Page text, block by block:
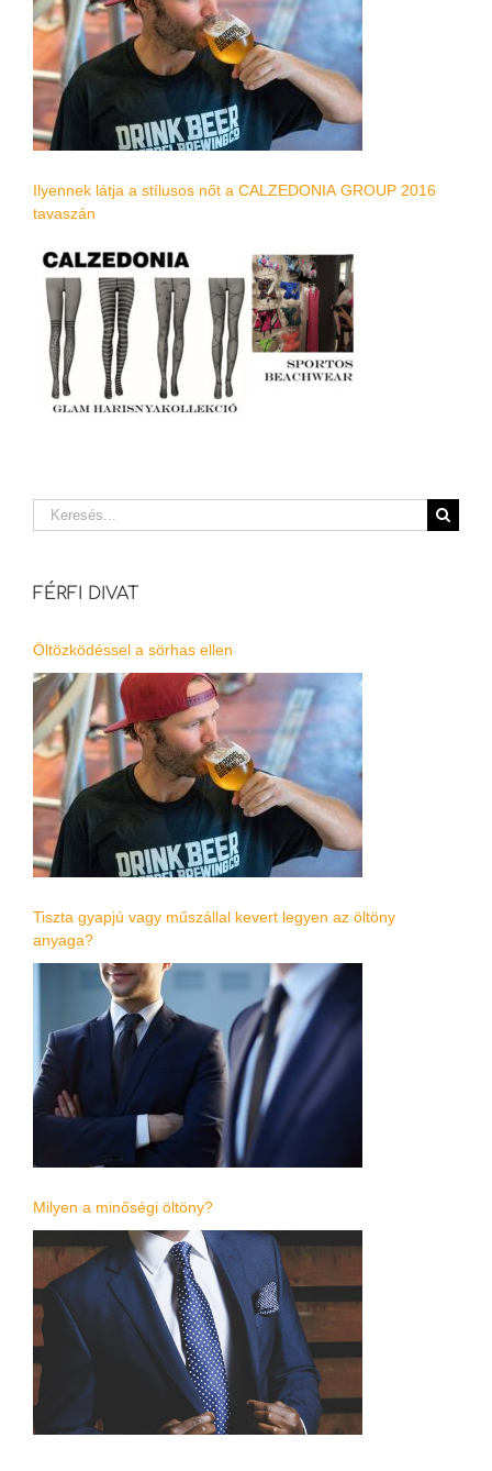
Ilyennek látja a stílusos nőt a CALZEDONIA GROUP 2016
tavaszán
Keresés...
FÉRFI DIVAT
Öltözködéssel a sörhas ellen
Tiszta gyapjú vagy műszállal kevert legyen az öltöny
anyaga?
Milyen a minőségi öltöny?